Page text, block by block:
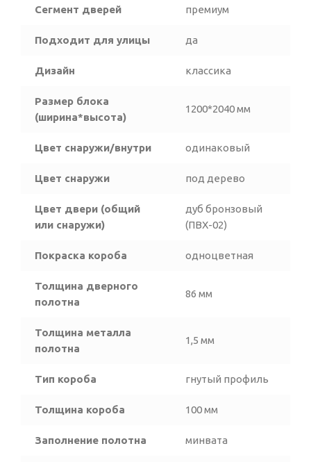
Сегмент дверей премиум
Подходит для улицы да
Дизайн классика
Размер блока
(ширина*высота)
1200*2040 мм
Цвет снаружи/внутри одинаковый
Цвет снаружи под дерево
Цвет двери (общий
или снаружи)
дуб бронзовый
(ПВХ-02)
Покраска короба одноцветная
Толщина дверного
полотна
86 мм
Толщина металла
полотна
1,5 мм
Тип короба гнутый профиль
Толщина короба 100 мм
Заполнение полотна минвата